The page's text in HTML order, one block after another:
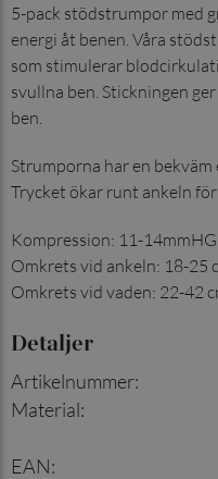
5-pack stödstrumpor med
energi åt benen. Våra
som stimulerar
svullna ben. Stickningen
ben.
Strumporna har en
Trycket ökar runt ankeln
Kompression: 11-14mmHG
Omkrets vid ankeln: 18-25
Omkrets vid vaden: 22-42
Detaljer
Artikelnummer:
Material:
EAN: